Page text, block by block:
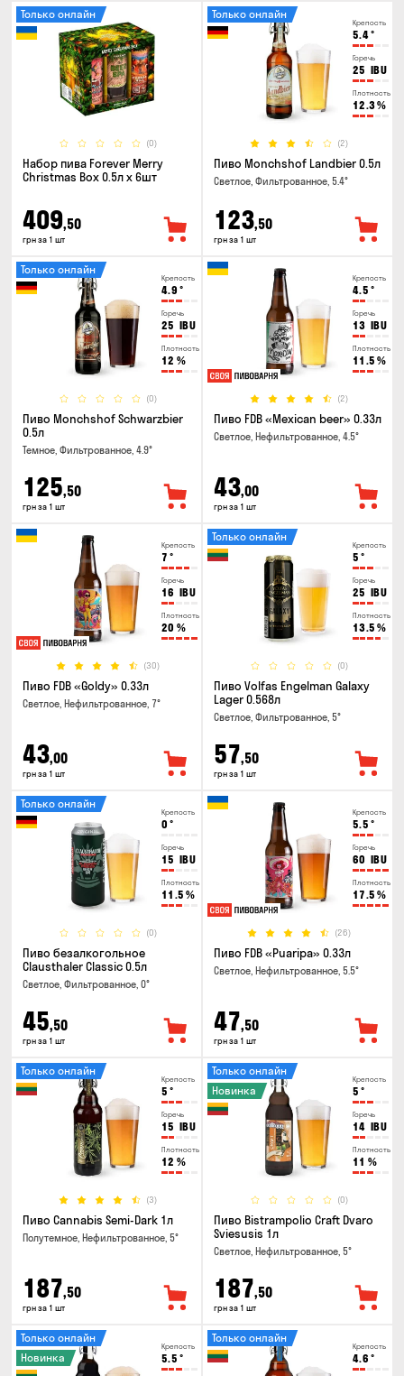
(0)
Только онлайн
Набор пива Forever Merry
Christmas Box 0.5л x 6шт
409,50
грн за 1 шт
Крепость
5.4°
Горечь
25 IBU
Плотность
12.3%
(2)
Только онлайн
Пиво Monchshof Landbier 0.5л
Светлое, Фильтрованное, 5.4°
123,50
грн за 1 шт
Крепость
4.9 °
Горечь
25 IBU
Плотность
12 %
(0)
Только онлайн
Пиво Monchshof Schwarzbier
0.5л
Темное, Фильтрованное, 4.9°
125,50
грн за 1 шт
Крепость
4.5 °
Горечь
13 IBU
Плотность
11.5 %
(2)
Пиво FDB «Mexican beer» 0.33л
Светлое, Нефильтрованное, 4.5°
43,00
грн за 1 шт
Крепость
7 °
Горечь
16 IBU
Плотность
20 %
(30)
Пиво FDB «Goldy» 0.33л
Светлое, Нефильтрованное, 7°
43,00
грн за 1 шт
Крепость
5 °
Горечь
25 IBU
Плотность
13.5 %
(0)
Только онлайн
Пиво Volfas Engelman Galaxy
Lager 0.568л
Светлое, Фильтрованное, 5°
57,50
грн за 1 шт
Крепость
0 °
Горечь
15 IBU
Плотность
11.5 %
(0)
Только онлайн
Пиво безалкогольное
Clausthaler Classic 0.5л
Светлое, Фильтрованное, 0°
45,50
грн за 1 шт
Крепость
5.5 °
Горечь
60 IBU
Плотность
17.5 %
(26)
Пиво FDB «Puaripa» 0.33л
Светлое, Нефильтрованное, 5.5°
47,50
грн за 1 шт
Крепость
5 °
Горечь
15 IBU
Плотность
12 %
(3)
Только онлайн
Пиво Cannabis Semi-Dark 1л
Полутемное, Нефильтрованное, 5°
187,50
грн за 1 шт
Крепость
5 °
Горечь
14 IBU
Плотность
11 %
(0)
Только онлайн
Новинка
Пиво Bistrampolio Craft Dvaro
Sviesusis 1л
Светлое, Нефильтрованное, 5°
187,50
грн за 1 шт
Крепость
5.5 °
Только онлайн
Новинка
Крепость
4.6 °
Только онлайн